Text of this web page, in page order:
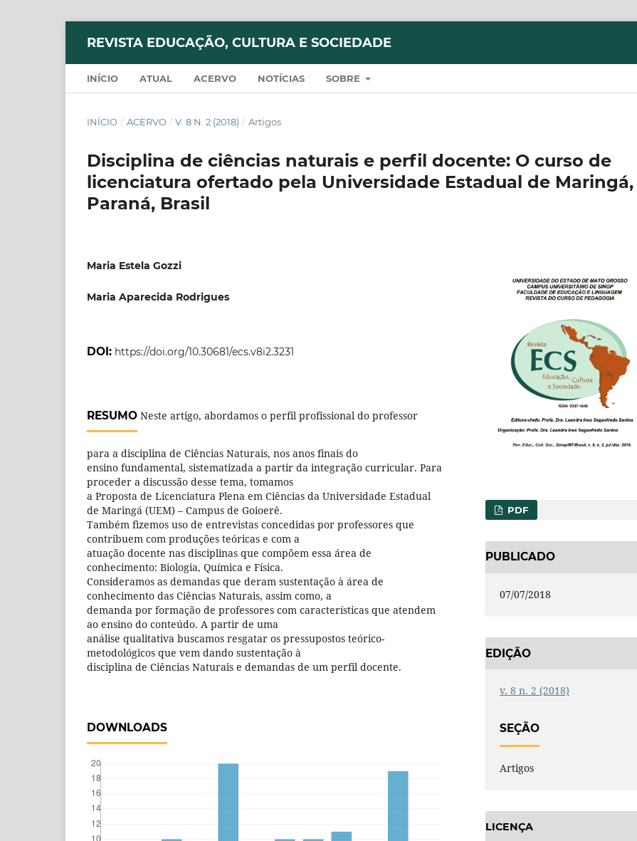
REVISTA EDUCAÇÃO, CULTURA E SOCIEDADE
INÍCIO ATUAL ACERVO NOTÍCIAS SOBRE
INÍCIO / ACERVO / V. 8 N. 2 (2018) / Artigos
Disciplina de ciências naturais e perfil docente: O curso de
licenciatura ofertado pela Universidade Estadual de Maringá,
Paraná, Brasil
Maria Estela Gozzi
Maria Aparecida Rodrigues
DOI: https://doi.org/10.30681/ecs.v8i2.3231
RESUMO Neste artigo, abordamos o perfil profissional do professor
para a disciplina de Ciências Naturais, nos anos finais do
ensino fundamental, sistematizada a partir da integração curricular. Para
proceder a discussão desse tema, tomamos
a Proposta de Licenciatura Plena em Ciências da Universidade Estadual
de Maringá (UEM) – Campus de Goioerê.
Também fizemos uso de entrevistas concedidas por professores que
contribuem com produções teóricas e com a
atuação docente nas disciplinas que compõem essa área de
conhecimento: Biologia, Química e Física.
Consideramos as demandas que deram sustentação à área de
conhecimento das Ciências Naturais, assim como, a
demanda por formação de professores com características que atendem
ao ensino do conteúdo. A partir de uma
análise qualitativa buscamos resgatar os pressupostos teórico-
metodológicos que vem dando sustentação à
disciplina de Ciências Naturais e demandas de um perfil docente.
DOWNLOADS
PDF
PUBLICADO
07/07/2018
EDIÇÃO
v. 8 n. 2 (2018)
SEÇÃO
Artigos
LICENÇA